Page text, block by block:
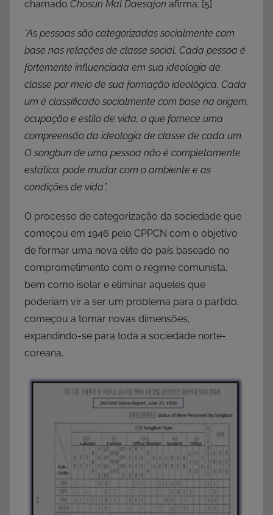
chamado Chosun Mal Daesajon afirma: [5]
“As pessoas são categorizadas socialmente com
base nas relações de classe social. Cada pessoa é
fortemente influenciada em sua ideologia de
classe por meio de sua formação ideológica. Cada
um é classificado socialmente com base na origem,
ocupação e estilo de vida, o que fornece uma
compreensão da ideologia de classe de cada um.
O songbun de uma pessoa não é completamente
estático; pode mudar com o ambiente e as
condições de vida”.
O processo de categorização da sociedade que
começou em 1946 pelo CPPCN com o objetivo
de formar uma nova elite do país baseado no
comprometimento com o regime comunista,
bem como isolar e eliminar aqueles que
poderiam vir a ser um problema para o partido,
começou a tomar novas dimensões,
expandindo-se para toda a sociedade norte-
coreana.